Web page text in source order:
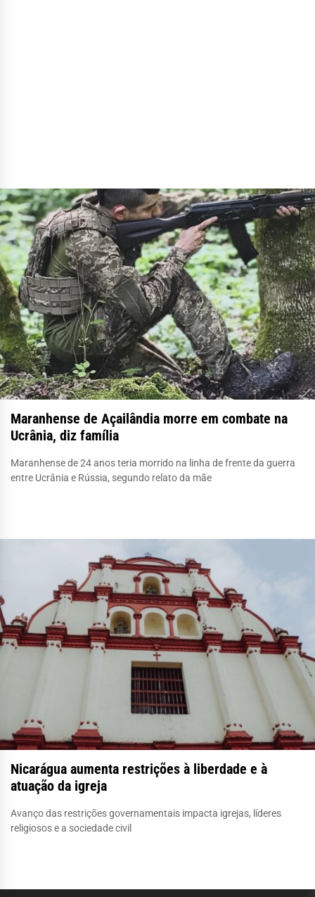
Maranhense de Açailândia morre em combate na
Ucrânia, diz família
Maranhense de 24 anos teria morrido na linha de frente da guerra
entre Ucrânia e Rússia, segundo relato da mãe
Nicarágua aumenta restrições à liberdade e à
atuação da igreja
Avanço das restrições governamentais impacta igrejas, líderes
religiosos e a sociedade civil